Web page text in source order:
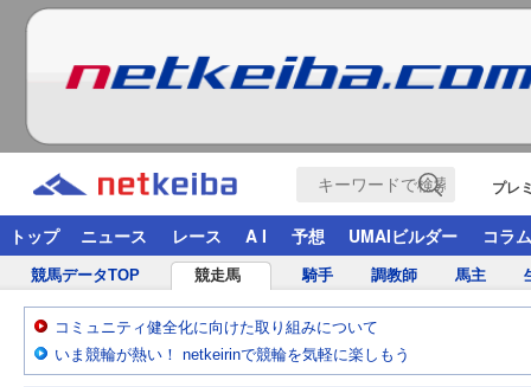
プレ
トップ ニュース レース A I 予想 UMAIビルダー コラム
競馬データTOP 競走馬 騎手 調教師 馬主
コミュニティ健全化に向けた取り組みについて
いま競輪が熱い！ netkeirinで競輪を気軽に楽しもう